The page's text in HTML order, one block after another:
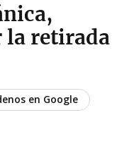
retirada
en Google